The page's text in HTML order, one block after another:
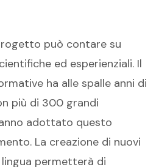
può contare su
ed esperienziali. Il
ha alle spalle anni di
più di 300 grandi
adottato questo
La creazione di nuovi
permetterà di